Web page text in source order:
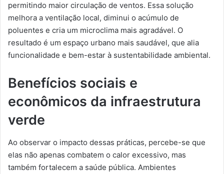
permitindo maior circulação de ventos. Essa solução
melhora a ventilação local, diminui o acúmulo de
poluentes e cria um microclima mais agradável. O
resultado é um espaço urbano mais saudável, que alia
funcionalidade e bem-estar à sustentabilidade ambiental.
Benefícios sociais e
econômicos da infraestrutura
verde
Ao observar o impacto dessas práticas, percebe-se que
elas não apenas combatem o calor excessivo, mas
também fortalecem a saúde pública. Ambientes